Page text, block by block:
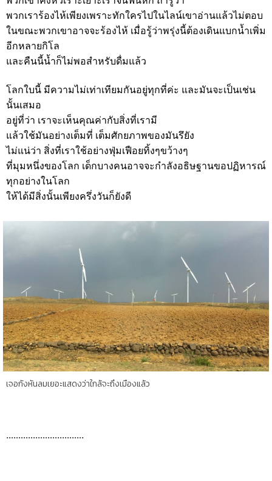
พวกเราร้องไห้เพียงเพราะทักใครไปในไลน์เขาอ่านแล้วไม่ตอบ
ในขณะพวกเขาอาจจะร้องไห้ เมื่อรู้ว่าพรุ่งนี้ต้องเดินแบกน้ำเพิ่ม
อีกหลายกิโล
และคืนนี้น้ำก็ไม่พอสำหรับดื่มแล้ว
โลกใบนี้ มีความไม่เท่าเทียมกันอยู่ทุกที่ค่ะ และมันจะเป็นเช่น
นั้นเสมอ
อยู่ที่ว่า เราจะเห็นคุณค่ากับสิ่งที่เรามี
แล้วใช้มันอย่างเต็มที่ เต็มศักยภาพของมันรึยัง
ไม่แน่ว่า สิ่งที่เราใช้อย่างฟุ่มเฟือยทิ้งๆขว้างๆ
ที่มุมหนึ่งของโลก เด็กบางคนอาจจะกำลังอธิษฐานขอปฏิหารณ์
ทุกอย่างในโลก
ให้ได้มีสิ่งนั้นเพียงครึ่งวันก็ยังดี
เจอกังหันลมเยอะแสดงว่าใกล้จะถึงเมืองแล้ว
................................